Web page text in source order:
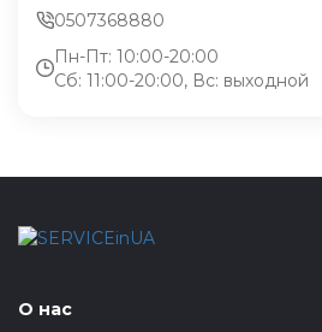
0507368880
Пн-Пт: 10:00-20:00
Сб: 11:00-20:00, Вс: выходной
О нас